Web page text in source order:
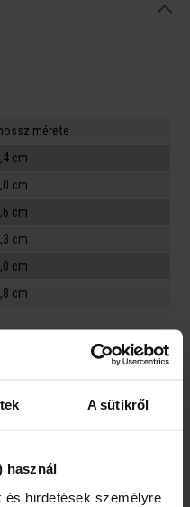
A sütikről
használ
és hirdetések személyre
mérete
cm
cm
cm
cm
cm
cm
alkalmas